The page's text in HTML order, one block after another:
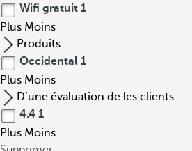
Wifi gratuit 1
Plus Moins
Produits
Occidental 1
Plus Moins
D’une évaluation de les clients
4.4 1
Plus Moins